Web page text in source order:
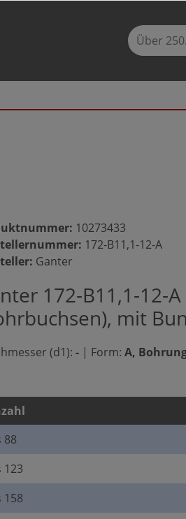
10273433
172-B11,1-12-A
Ganter
172-B11,1-12-
mit
(d1): - | Form: A,
88
123
158